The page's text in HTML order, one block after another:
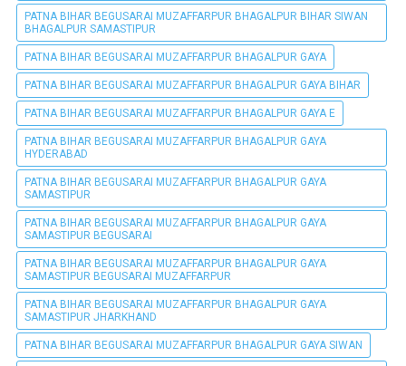
PATNA BIHAR BEGUSARAI MUZAFFARPUR BHAGALPUR BIHAR SIWAN
BHAGALPUR SAMASTIPUR
PATNA BIHAR BEGUSARAI MUZAFFARPUR BHAGALPUR GAYA
PATNA BIHAR BEGUSARAI MUZAFFARPUR BHAGALPUR GAYA BIHAR
PATNA BIHAR BEGUSARAI MUZAFFARPUR BHAGALPUR GAYA E
PATNA BIHAR BEGUSARAI MUZAFFARPUR BHAGALPUR GAYA
HYDERABAD
PATNA BIHAR BEGUSARAI MUZAFFARPUR BHAGALPUR GAYA
SAMASTIPUR
PATNA BIHAR BEGUSARAI MUZAFFARPUR BHAGALPUR GAYA
SAMASTIPUR BEGUSARAI
PATNA BIHAR BEGUSARAI MUZAFFARPUR BHAGALPUR GAYA
SAMASTIPUR BEGUSARAI MUZAFFARPUR
PATNA BIHAR BEGUSARAI MUZAFFARPUR BHAGALPUR GAYA
SAMASTIPUR JHARKHAND
PATNA BIHAR BEGUSARAI MUZAFFARPUR BHAGALPUR GAYA SIWAN